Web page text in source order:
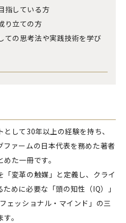
指している方
り立ての方
ての思考法や実践技術を学び
して30年以上の経験を持ち、
ァームの日本代表を務めた著者
た一冊です。
変革の触媒」と定義し、クライ
めに必要な「頭の知性（IQ）」
ェッショナル・マインド」の三
。